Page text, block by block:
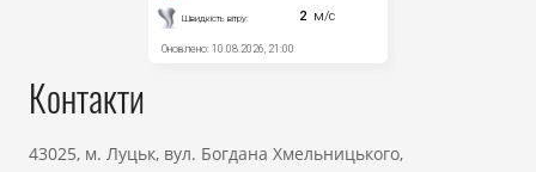
Контакти
43025, м. Луцьк, вул. Богдана Хмельницького,